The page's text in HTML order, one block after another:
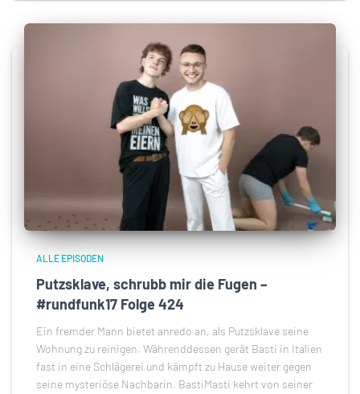
ALLE EPISODEN
Putzsklave, schrubb mir die Fugen –
#rundfunk17 Folge 424
Ein fremder Mann bietet anredo an, als Putzsklave seine
Wohnung zu reinigen. Währenddessen gerät Basti in Italien
fast in eine Schlägerei und kämpft zu Hause weiter gegen
seine mysteriöse Nachbarin. BastiMasti kehrt von seiner